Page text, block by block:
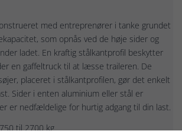
med entreprenører i tanke grundet
som opnås ved de høje sider og
ladet. En kraftig stålkantprofil beskytter
en gaffeltruck til at læsse traileren. De
placeret i stålkantprofilen, gør det enkelt
Sider i enten aluminium eller stål er
er nedfældelige for hurtig adgang til din last.
til 2700 kg